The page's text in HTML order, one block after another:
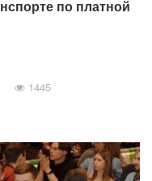
по платной
1445